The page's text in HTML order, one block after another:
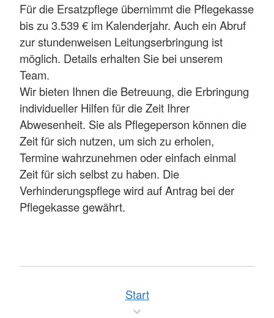
Für die Ersatzpflege übernimmt die Pflegekasse
bis zu 3.539 € im Kalenderjahr. Auch ein Abruf
zur stundenweisen Leitungserbringung ist
möglich. Details erhalten Sie bei unserem
Team.
Wir bieten Ihnen die Betreuung, die Erbringung
individueller Hilfen für die Zeit Ihrer
Abwesenheit. Sie als Pflegeperson können die
Zeit für sich nutzen, um sich zu erholen,
Termine wahrzunehmen oder einfach einmal
Zeit für sich selbst zu haben. Die
Verhinderungspflege wird auf Antrag bei der
Pflegekasse gewährt.
Start